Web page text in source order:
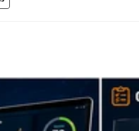
d'outils IA • Création d'outils